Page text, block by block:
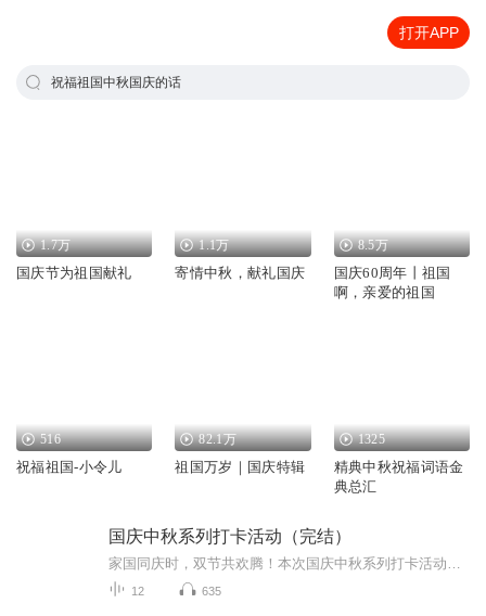
打开APP
祝福祖国中秋国庆的话
1.7万
国庆节为祖国献礼
1.1万
寄情中秋，献礼国庆
8.5万
国庆60周年丨祖国
啊，亲爱的祖国
516
祝福祖国-小令儿
82.1万
祖国万岁｜国庆特辑
1325
精典中秋祝福词语金
典总汇
国庆中秋系列打卡活动（完结）
12 635